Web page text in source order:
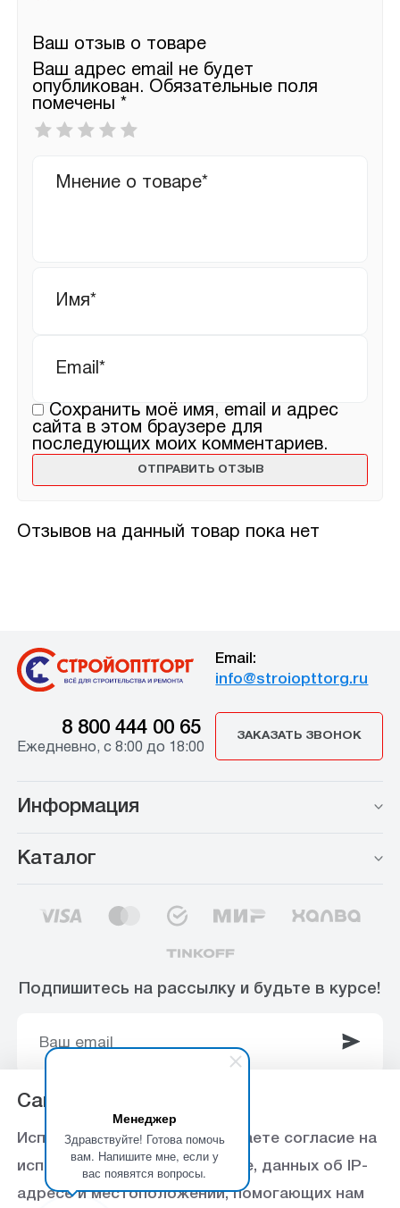
Менеджер
Здравствуйте! Готова помочь
вам. Напишите мне, если у
вас появятся вопросы.
Отзывов на данный товар пока нет
Ваш отзыв о товаре
Ваш адрес email не будет
опубликован. Обязательные поля
помечены *
Ваша
оценка
отзыв
Сохранить моё имя, email и адрес
сайта в этом браузере для
последующих моих комментариев.
Email:
info@stroiopttorg.ru
8 800 444 00 65
Ежедневно, с 8:00 до 18:00
ЗАКАЗАТЬ ЗВОНОК
Информация
Каталог
Подпишитесь на рассылку и будьте в курсе!
© 2003-2025 Интернет-магазин ООО
«Стройоптторг» р/с 40702810360000102415 в
Ставропольское отделение №5230 ПАО Сбербанк,
БИК 040702615
Сайт использует Cookie
Используя данный сайт, вы даете согласие на
использование файлов cookie, данных об IP-
адресе и местоположении, помогающих нам